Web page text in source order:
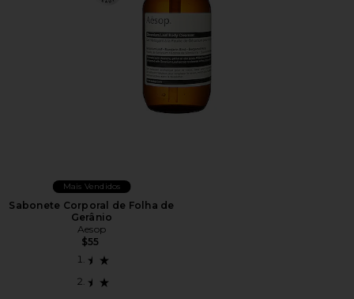
Mais Vendidos
Sabonete Corporal de Folha de
Gerânio
Aesop
$55